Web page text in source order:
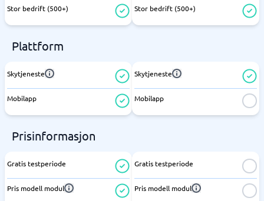
Stor bedrift (500+) Stor bedrift (500+)
Plattform
Skytjeneste
Mobilapp
Skytjeneste
Mobilapp
Prisinformasjon
Gratis testperiode
Pris modell modul
Gratis testperiode
Pris modell modul